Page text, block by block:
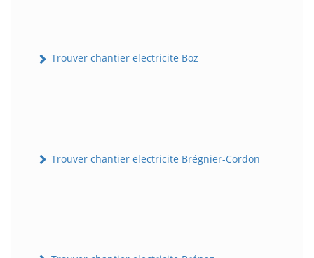
Trouver chantier electricite Boz
Trouver chantier electricite Brégnier-Cordon